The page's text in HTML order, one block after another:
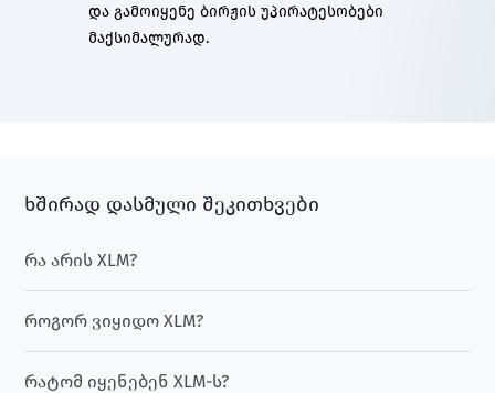
და გამოიყენე ბირჟის უპირატესობები
მაქსიმალურად.
ხშირად დასმული შეკითხვები
რა არის XLM?
როგორ ვიყიდო XLM?
რატომ იყენებენ XLM-ს?